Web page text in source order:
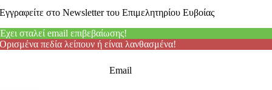
Εγγραφείτε στο Newsletter του Επιμελητηρίου Ευβοίας
Έχει σταλεί email επιβεβαίωσης!
Ορισμένα πεδία λείπουν ή είναι λανθασμένα!
Email